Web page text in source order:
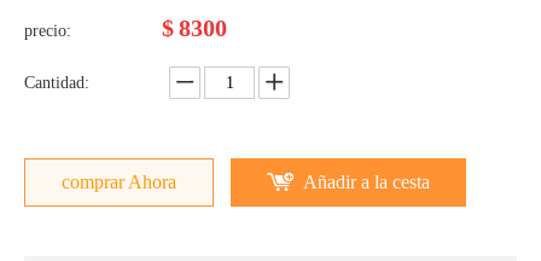
precio: $8300
Cantidad:
comprar Ahora Añadir a la cesta